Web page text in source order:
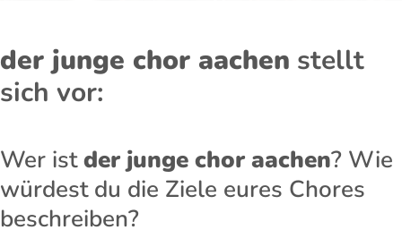
der junge chor aachen stellt
sich vor:
Wer istder junge chor aachen? Wie
würdest du die Ziele eures Chores
beschreiben?